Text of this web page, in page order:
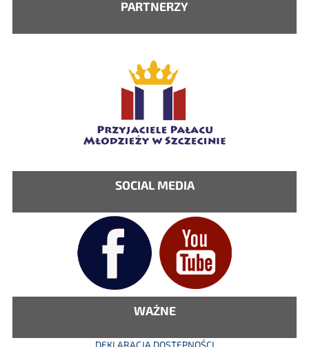
PARTNERZY
SOCIAL MEDIA
WAŻNE